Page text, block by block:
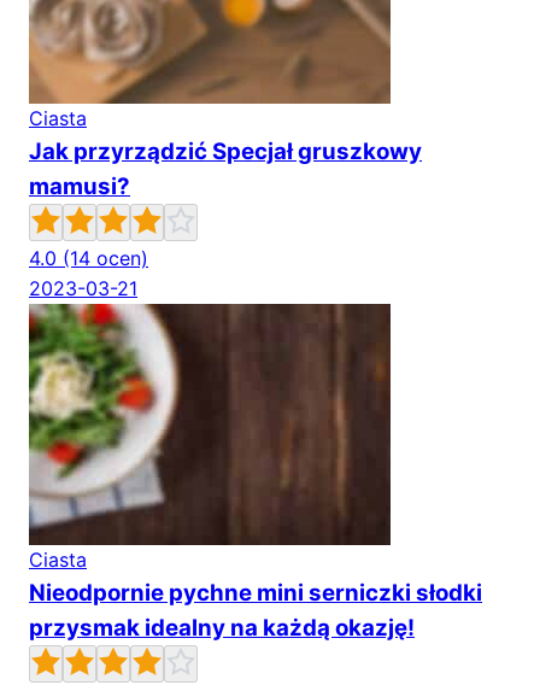
Ciasta
Jak przyrządzić Specjał gruszkowy
mamusi?
4.0 (14 ocen)
2023-03-21
Ciasta
Nieodpornie pychne mini serniczki słodki
przysmak idealny na każdą okazję!